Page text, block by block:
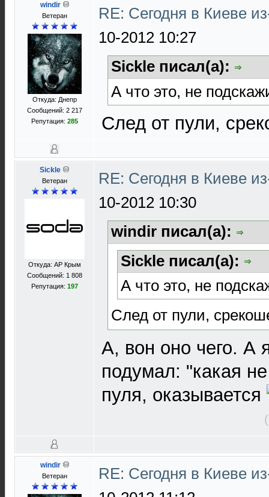
windir
Ветеран
Откуда: Днепр
Сообщений: 2 217
Репутация: 285
RE: Сегодня в Киеве
10-2012 10:27
Sickle писал(а):
А что это, не
След от пули,
Sickle
Ветеран
Откуда: АР Крым
Сообщений: 1 808
Репутация: 197
RE: Сегодня в Киеве
10-2012 10:30
windir писал(а):
Sickle писал(а):
А что это, не
След от пули,
А, вон оно чего. А
подумал: "какая
пуля, оказывается
windir
Ветеран
RE: Сегодня в Киеве